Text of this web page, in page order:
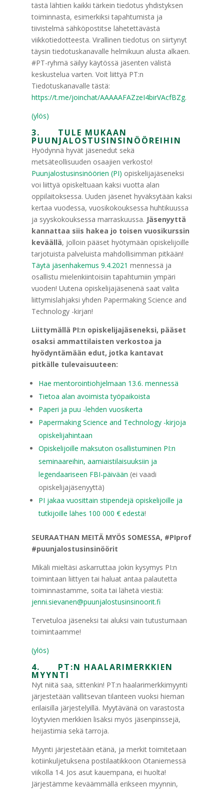
tästä lähtien kaikki tärkein tiedotus yhdistyksen
toiminnasta, esimerkiksi tapahtumista ja
tiivistelmä sähköpostitse lähetettävästä
viikkotiedotteesta. Virallinen tiedotus on siirtynyt
täysin tiedotuskanavalle helmikuun alusta alkaen.
#PT-ryhmä säilyy käytössä jäsenten välistä
keskustelua varten. Voit liittyä PT:n
Tiedotuskanavalle tästä:
https://t.me/joinchat/AAAAAFAZzeI4birVAcfBZg.
(ylös)
3. TULE MUKAAN
PUUNJALOSTUSINSINÖÖREIHIN
Hyödynnä hyvät jäsenedut sekä
metsäteollisuuden osaajien verkosto!
Puunjalostusinsinöörien (PI) opiskelijajäseneksi
voi liittyä opiskeltuaan kaksi vuotta alan
oppilaitoksessa. Uuden jäsenet hyväksytään kaksi
kertaa vuodessa, vuosikokouksessa huhtikuussa
ja syyskokouksessa marraskuussa. Jäsenyyttä
kannattaa siis hakea jo toisen vuosikurssin
keväällä, jolloin pääset hyötymään opiskelijoille
tarjotuista palveluista mahdollisimman pitkään!
Täytä jäsenhakemus 9.4.2021 mennessä ja
osallistu mielenkiintoisiin tapahtumiin ympäri
vuoden! Uutena opiskelijajäsenenä saat valita
liittymislahjaksi yhden Papermaking Science and
Technology -kirjan!
Liittymällä PI:n opiskelijajäseneksi, pääset
osaksi ammattilaisten verkostoa ja
hyödyntämään edut, jotka kantavat
pitkälle tulevaisuuteen:
Hae mentorointiohjelmaan 13.6. mennessä
Tietoa alan avoimista työpaikoista
Paperi ja puu -lehden vuosikerta
Papermaking Science and Technology -kirjoja
opiskelijahintaan
Opiskelijoille maksuton osallistuminen PI:n
seminaareihin, aamiaistilaisuuksiin ja
legendaariseen FBI-päivään (ei vaadi
opiskelijajäsenyyttä)
PI jakaa vuosittain stipendejä opiskelijoille ja
tutkijoille lähes 100 000 € edestä!
SEURAATHAN MEITÄ MYÖS SOMESSA, #PIprof
#puunjalostusinsinöörit
Mikäli mieltäsi askarruttaa jokin kysymys PI:n
toimintaan liittyen tai haluat antaa palautetta
toiminnastamme, soita tai lähetä viestiä:
jenni.sievanen@puunjalostusinsinoorit.fi
Tervetuloa jäseneksi tai aluksi vain tutustumaan
toimintaamme!
(ylös)
4. PT:N HAALARIMERKKIEN
MYYNTI
Nyt niitä saa, sittenkin! PT:n haalarimerkkimyynti
järjestetään vallitsevan tilanteen vuoksi hieman
erilaisilla järjestelyillä. Myytävänä on varastosta
löytyvien merkkien lisäksi myös jäsenpinssejä,
heijastimia sekä tarroja.
Myynti järjestetään etänä, ja merkit toimitetaan
kotiinkuljetuksena postilaatikkoon Otaniemessä
viikolla 14. Jos asut kauempana, ei huolta!
Järjestämme keväämmällä erikseen myynnin,